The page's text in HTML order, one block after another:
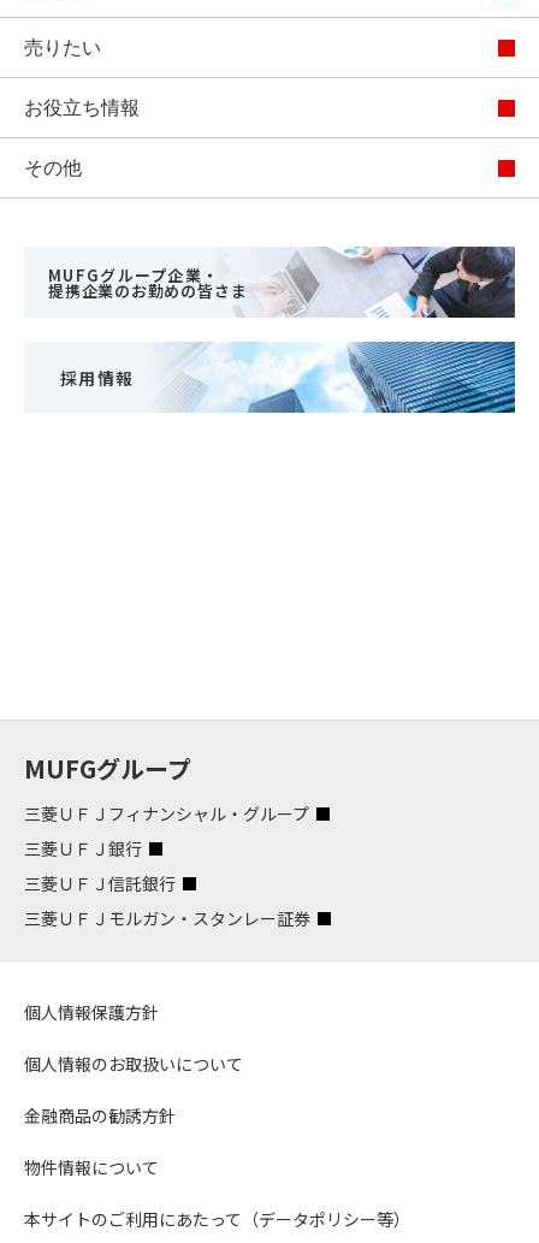
購入向け
サービス
住宅ロー
レーショ
住まい1プ
役立ちコ
住まいと
暮らしの
（電子ブ
ック）
ド
住まいと
暮らしの
税金の本
（電子ブ
ック）
ド
売りたい
お役立ち情報
その他
MUFGグループ企業・
提携企業のお勤めの皆さま
採用情報
MUFGグループ
三菱ＵＦＪフィナンシャル・グループ
三菱ＵＦＪ銀行
三菱ＵＦＪ信託銀行
三菱ＵＦＪモルガン・スタンレー証券
個人情報保護方針
個人情報のお取扱いについて
金融商品の勧誘方針
物件情報について
本サイトのご利用にあたって（データポリシー等）